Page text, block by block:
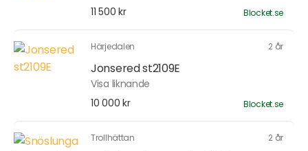
11 500 kr
Blocket.se
Härjedalen 2 år
Jonsered st2109E
Visa liknande
10 000 kr
Blocket.se
Trollhättan 2 år